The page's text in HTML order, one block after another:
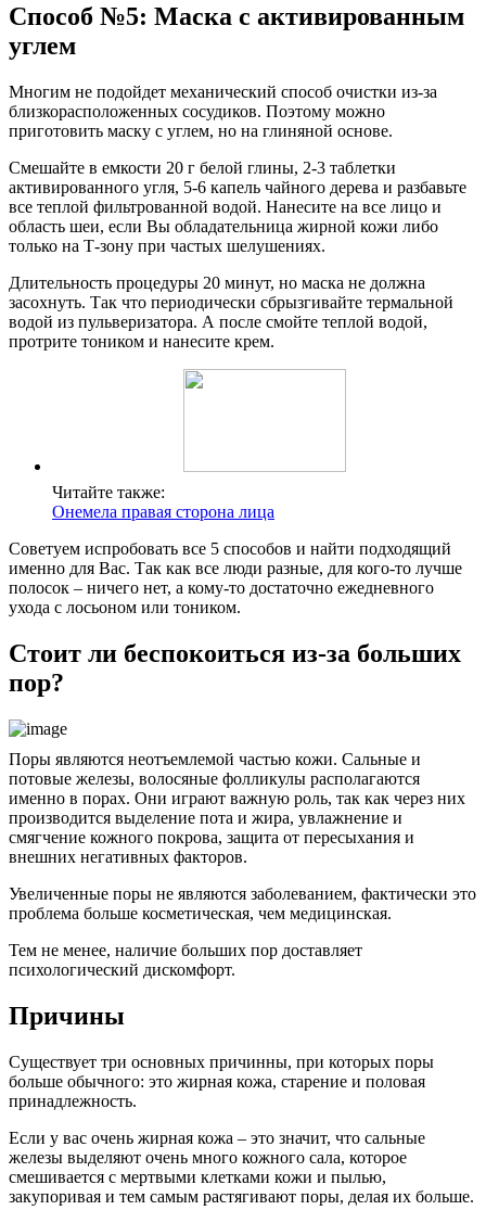
Способ №5: Маска с активированным
углем
Многим не подойдет механический способ очистки из-за
близкорасположенных сосудиков. Поэтому можно
приготовить маску с углем, но на глиняной основе.
Смешайте в емкости 20 г белой глины, 2-3 таблетки
активированного угля, 5-6 капель чайного дерева и разбавьте
все теплой фильтрованной водой. Нанесите на все лицо и
область шеи, если Вы обладательница жирной кожи либо
только на Т-зону при частых шелушениях.
Длительность процедуры 20 минут, но маска не должна
засохнуть. Так что периодически сбрызгивайте термальной
водой из пульверизатора. А после смойте теплой водой,
протрите тоником и нанесите крем.
Читайте также:
Онемела правая сторона лица
Советуем испробовать все 5 способов и найти подходящий
именно для Вас. Так как все люди разные, для кого-то лучше
полосок – ничего нет, а кому-то достаточно ежедневного
ухода с лосьоном или тоником.
Стоит ли беспокоиться из-за больших
пор?
Поры являются неотъемлемой частью кожи. Сальные и
потовые железы, волосяные фолликулы располагаются
именно в порах. Они играют важную роль, так как через них
производится выделение пота и жира, увлажнение и
смягчение кожного покрова, защита от пересыхания и
внешних негативных факторов.
Увеличенные поры не являются заболеванием, фактически это
проблема больше косметическая, чем медицинская.
Тем не менее, наличие больших пор доставляет
психологический дискомфорт.
Причины
Существует три основных причинны, при которых поры
больше обычного: это жирная кожа, старение и половая
принадлежность.
Если у вас очень жирная кожа – это значит, что сальные
железы выделяют очень много кожного сала, которое
смешивается с мертвыми клетками кожи и пылью,
закупоривая и тем самым растягивают поры, делая их больше.